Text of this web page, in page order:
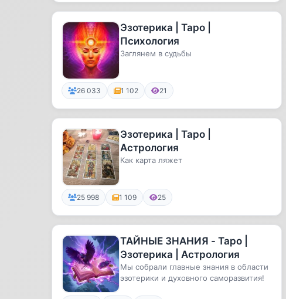
Эзотерика | Таро |
Психология
Заглянем в судьбы
26 033 1 102 21
Эзотерика | Таро |
Астрология
Как карта ляжет
25 998 1 109 25
ТАЙНЫЕ ЗНАНИЯ - Таро |
Эзотерика | Астрология
Мы собрали главные знания в области
эзотерики и духовного саморазвития!